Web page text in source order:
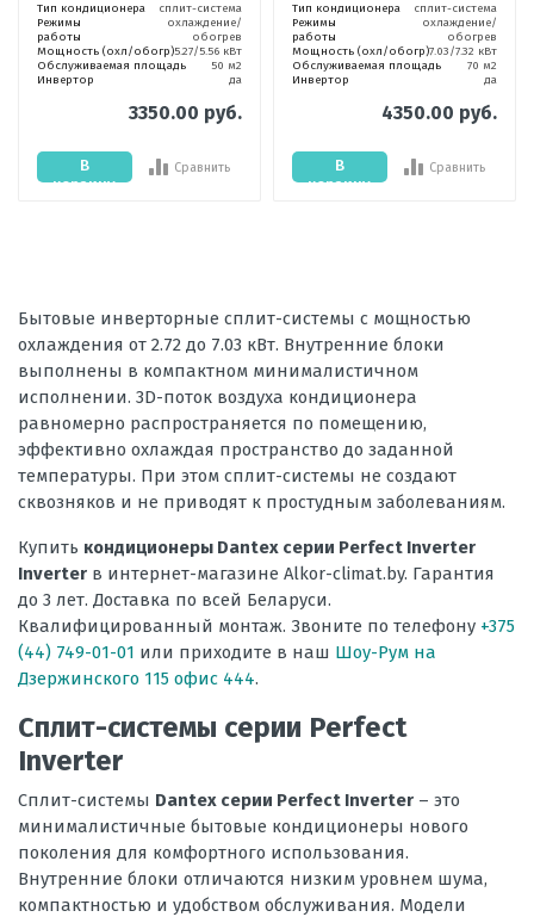
Тип кондиционера
сплит-система
Режимы
работы
охлаждение/
обогрев
Мощность (охл/обогр)5.27/5.56 кВт
Обслуживаемая площадь
50 м2
Инвертор
да
3350.00 руб.
В
корзину
Сравнить
Тип кондиционера
сплит-система
Режимы
работы
охлаждение/
обогрев
Мощность (охл/обогр)7.03/7.32 кВт
Обслуживаемая площадь
70 м2
Инвертор
да
4350.00 руб.
В
корзину
Сравнить
Бытовые инверторные сплит-системы с мощностью
охлаждения от 2.72 до 7.03 кВт. Внутренние блоки
выполнены в компактном минималистичном
исполнении. 3D-поток воздуха кондиционера
равномерно распространяется по помещению,
эффективно охлаждая пространство до заданной
температуры. При этом сплит-системы не создают
сквозняков и не приводят к простудным заболеваниям.
Купить кондиционеры Dantex серии Perfect Inverter
Inverter в интернет-магазине Alkor-climat.by. Гарантия
до 3 лет. Доставка по всей Беларуси.
Квалифицированный монтаж. Звоните по телефону +375
(44) 749-01-01 или приходите в наш Шоу-Рум на
Дзержинского 115 офис 444.
Сплит-системы серии Perfect
Inverter
Сплит-системы Dantex серии Perfect Inverter – это
минималистичные бытовые кондиционеры нового
поколения для комфортного использования.
Внутренние блоки отличаются низким уровнем шума,
компактностью и удобством обслуживания. Модели